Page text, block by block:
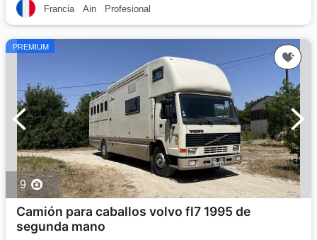
Francia Ain Profesional
PREMIUM
9
Camión para caballos volvo fl7 1995 de
segunda mano